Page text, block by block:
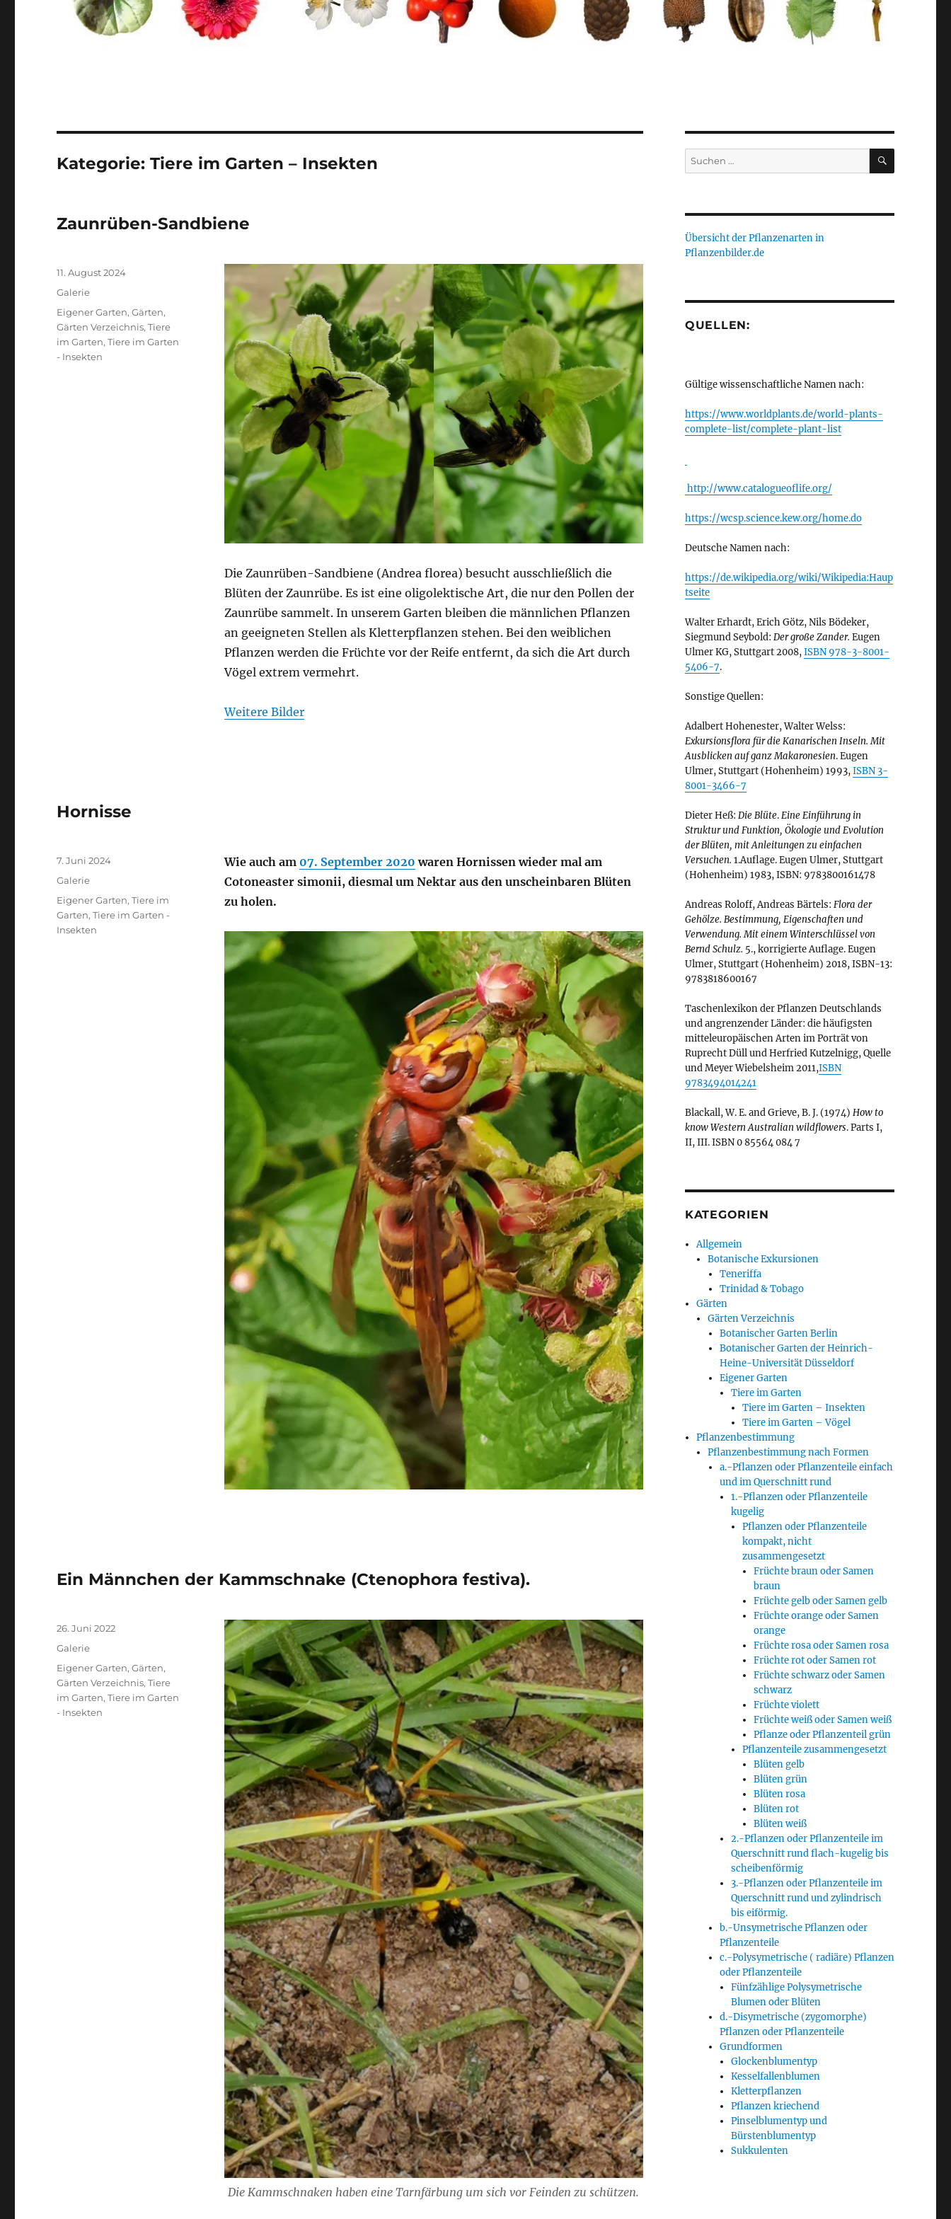
Kategorie:Tiere im Garten – Insekten
Zaunrüben-Sandbiene
Die Zaunrüben-Sandbiene (Andrea florea) besucht ausschließlich die
Blüten der Zaunrübe. Es ist eine oligolektische Art, die nur den Pollen der
Zaunrübe sammelt. In unserem Garten bleiben die männlichen Pflanzen
an geeigneten Stellen als Kletterpflanzen stehen. Bei den weiblichen
Pflanzen werden die Früchte vor der Reife entfernt, da sich die Art durch
Vögel extrem vermehrt.
Weitere Bilder
Veröffentlicht
am
11. August 2024
Format
Galerie
Kategorien
Eigener Garten,Gärten,
Gärten Verzeichnis,Tiere
im Garten,Tiere im Garten
- Insekten
Hornisse
Wie auch am 07. September 2020 waren Hornissen wieder mal am
Cotoneaster simonii, diesmal um Nektar aus den unscheinbaren Blüten
zu holen.
Veröffentlicht
am
7. Juni 2024
Format
Galerie
Kategorien
Eigener Garten,Tiere im
Garten,Tiere im Garten -
Insekten
Ein Männchen der Kammschnake (Ctenophora festiva).
Die Kammschnaken haben eine Tarnfärbung um sich vor Feinden zu schützen.
Veröffentlicht
am
26. Juni 2022
Format
Galerie
Kategorien
Eigener Garten,Gärten,
Gärten Verzeichnis,Tiere
im Garten,Tiere im Garten
- Insekten
Suche
nach:
SUCHEN
Übersicht der Pflanzenarten in
Pflanzenbilder.de
QUELLEN:
Gültige wissenschaftliche Namen nach:
https://www.worldplants.de/world-plants-
complete-list/complete-plant-list
http://www.catalogueoflife.org/
https://wcsp.science.kew.org/home.do
Deutsche Namen nach:
https://de.wikipedia.org/wiki/Wikipedia:Haup
tseite
Walter Erhardt, Erich Götz, Nils Bödeker,
Siegmund Seybold: Der große Zander. Eugen
Ulmer KG, Stuttgart 2008,ISBN 978-3-8001-
5406-7.
Sonstige Quellen:
Adalbert Hohenester, Walter Welss:
Exkursionsflora für die Kanarischen Inseln. Mit
Ausblicken auf ganz Makaronesien. Eugen
Ulmer, Stuttgart (Hohenheim) 1993,ISBN 3-
8001-3466-7
Dieter Heß: Die Blüte.Eine Einführung in
Struktur und Funktion, Ökologie und Evolution
der Blüten, mit Anleitungen zu einfachen
Versuchen. 1.Auflage. Eugen Ulmer, Stuttgart
(Hohenheim) 1983, ISBN: 9783800161478
Andreas Roloff, Andreas Bärtels: Flora der
Gehölze. Bestimmung, Eigenschaften und
Verwendung. Mit einem Winterschlüssel von
Bernd Schulz. 5., korrigierte Auflage. Eugen
Ulmer, Stuttgart (Hohenheim) 2018, ISBN-13:
9783818600167
Taschenlexikon der Pflanzen Deutschlands
und angrenzender Länder: die häufigsten
mitteleuropäischen Arten im Porträt von
Ruprecht Düll und Herfried Kutzelnigg, Quelle
und Meyer Wiebelsheim 2011,ISBN
9783494014241
Blackall, W. E. and Grieve, B. J. (1974) How to
know Western Australian wildflowers. Parts I,
II, III. ISBN 0 85564 084 7
KATEGORIEN
Allgemein
Botanische Exkursionen
Teneriffa
Trinidad & Tobago
Gärten
Gärten Verzeichnis
Botanischer Garten Berlin
Botanischer Garten der Heinrich-
Heine-Universität Düsseldorf
Eigener Garten
Tiere im Garten
Tiere im Garten – Insekten
Tiere im Garten – Vögel
Pflanzenbestimmung
Pflanzenbestimmung nach Formen
a.-Pflanzen oder Pflanzenteile einfach
und im Querschnitt rund
1.-Pflanzen oder Pflanzenteile
kugelig
Pflanzen oder Pflanzenteile
kompakt, nicht
zusammengesetzt
Früchte braun oder Samen
braun
Früchte gelb oder Samen gelb
Früchte orange oder Samen
orange
Früchte rosa oder Samen rosa
Früchte rot oder Samen rot
Früchte schwarz oder Samen
schwarz
Früchte violett
Früchte weiß oder Samen weiß
Pflanze oder Pflanzenteil grün
Pflanzenteile zusammengesetzt
Blüten gelb
Blüten grün
Blüten rosa
Blüten rot
Blüten weiß
2.-Pflanzen oder Pflanzenteile im
Querschnitt rund flach-kugelig bis
scheibenförmig
3.-Pflanzen oder Pflanzenteile im
Querschnitt rund und zylindrisch
bis eiförmig.
b.-Unsymetrische Pflanzen oder
Pflanzenteile
c.-Polysymetrische ( radiäre) Pflanzen
oder Pflanzenteile
Fünfzählige Polysymetrische
Blumen oder Blüten
d.-Disymetrische (zygomorphe)
Pflanzen oder Pflanzenteile
Grundformen
Glockenblumentyp
Kesselfallenblumen
Kletterpflanzen
Pflanzen kriechend
Pinselblumentyp und
Bürstenblumentyp
Sukkulenten